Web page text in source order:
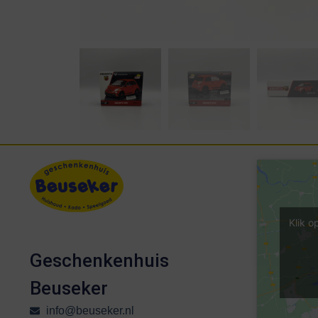
Geschenkenhuis
Beuseker
info@beuseker.nl
Klik